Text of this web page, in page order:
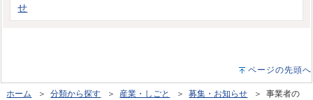
せ
ページの先頭へ
ホーム ＞分類から探す ＞ 産業・しごと ＞募集・お知らせ ＞ 事業者の